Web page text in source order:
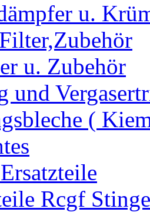
u.
u. Zubehör
und
(
Rcgf